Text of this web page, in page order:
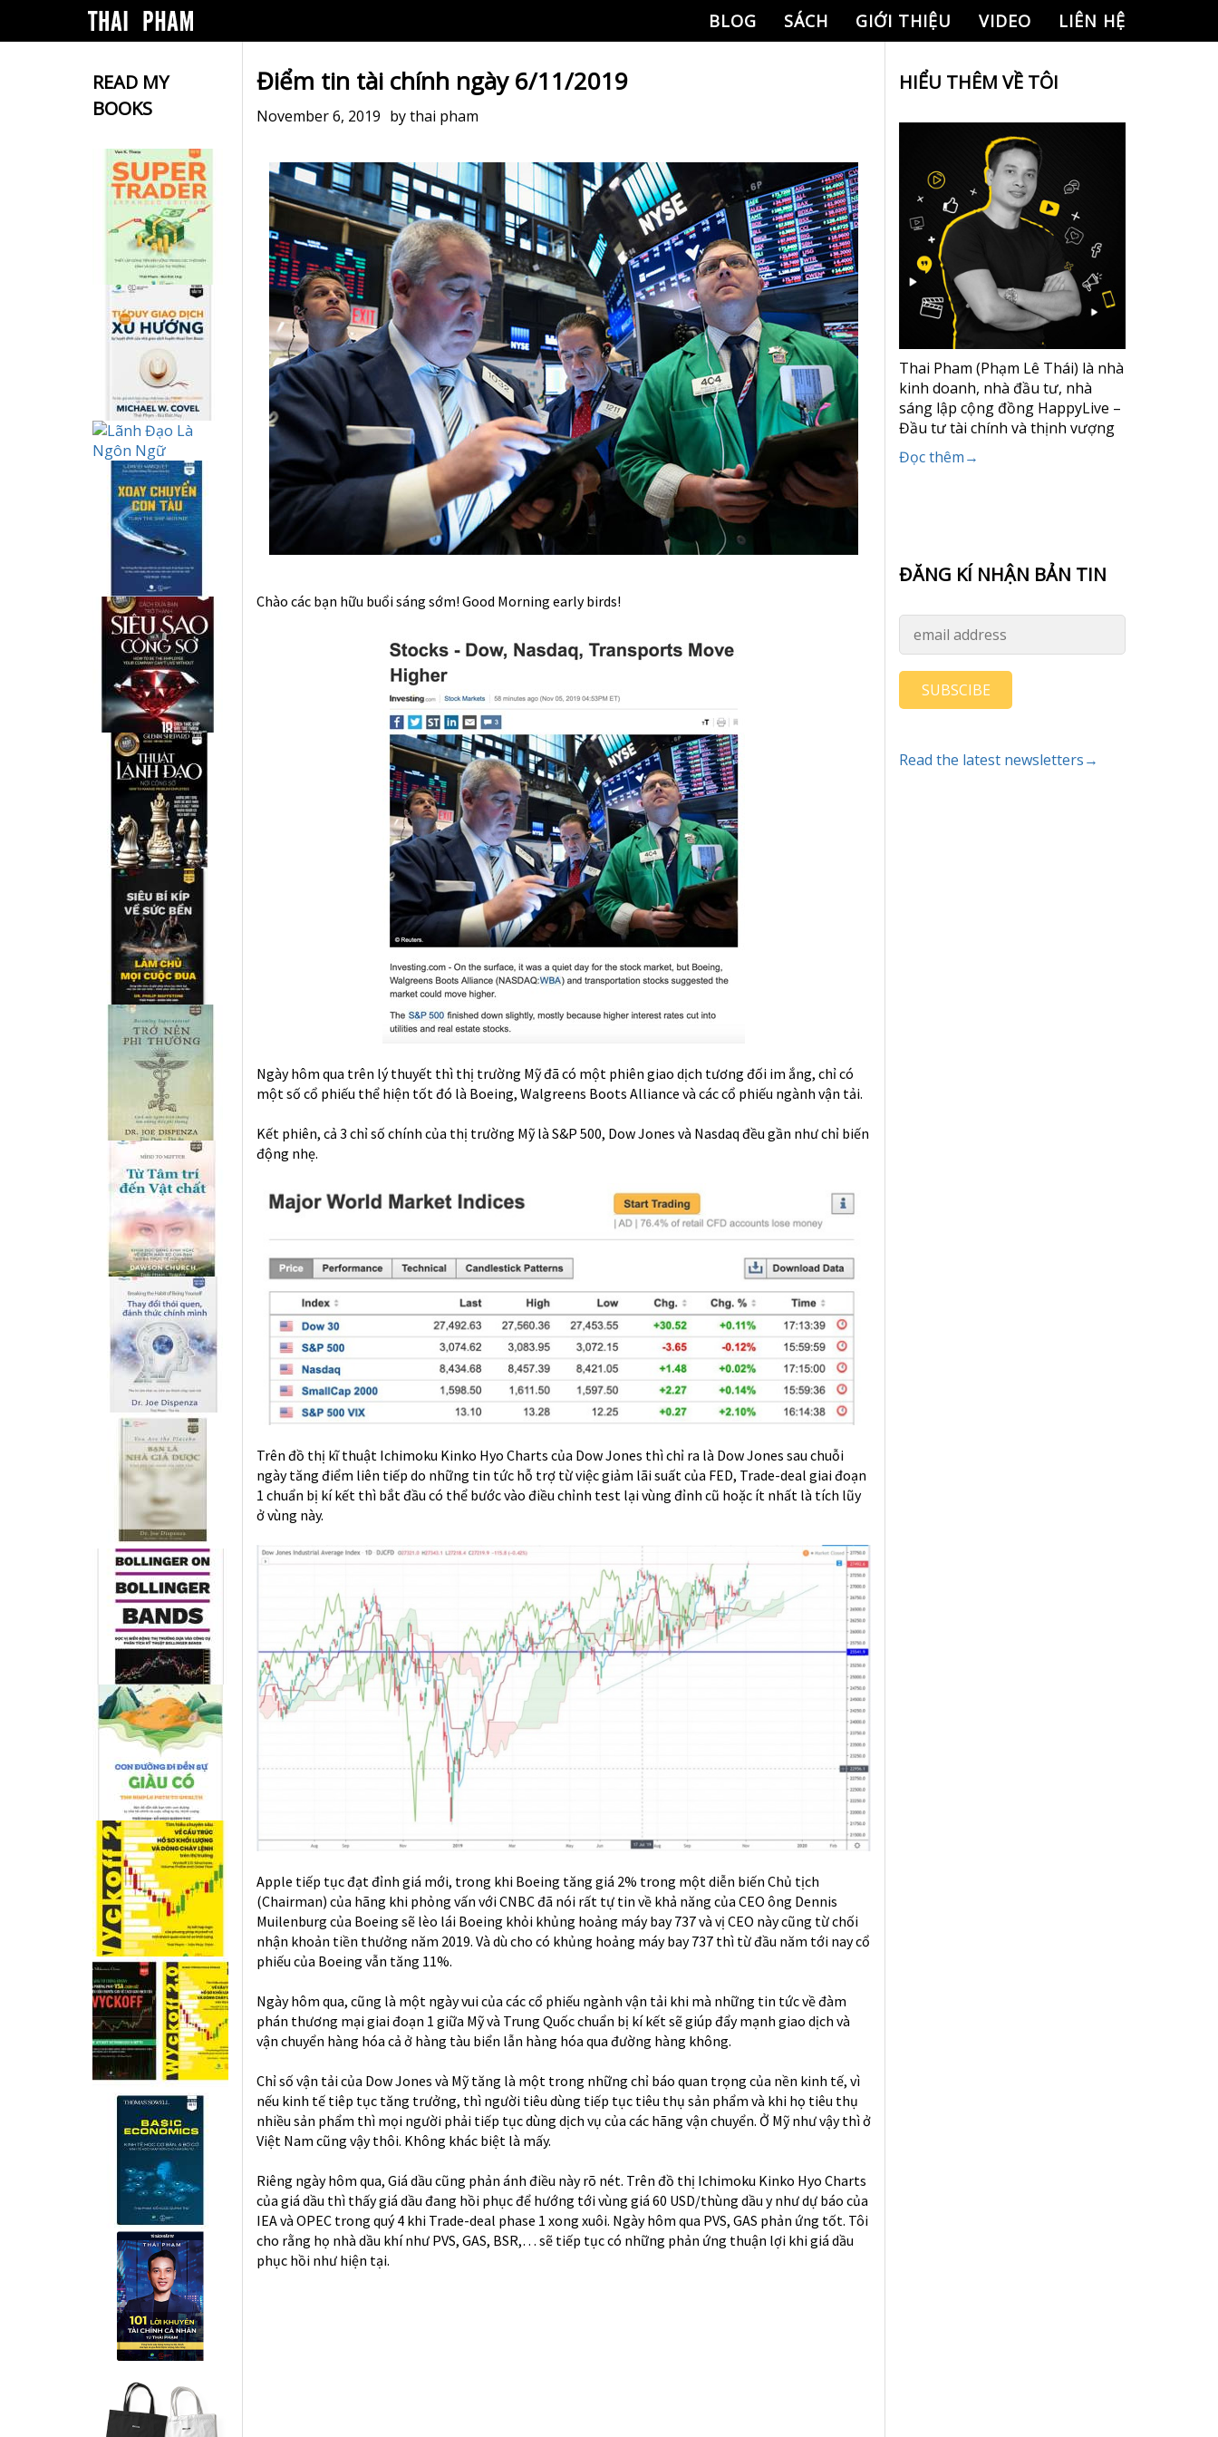
BLOG SÁCH GIỚI THIỆU VIDEO LIÊN HỆ
READ MY
BOOKS
Điểm tin tài chính ngày 6/11/2019
November 6, 2019 bythai pham
Chào các bạn hữu buổi sáng sớm! Good Morning early birds!
Ngày hôm qua trên lý thuyết thì thị trường Mỹ đã có một phiên giao dịch tương đối im ắng, chỉ có
một số cổ phiếu thể hiện tốt đó là Boeing, Walgreens Boots Alliance và các cổ phiếu ngành vận tải.
Kết phiên, cả 3 chỉ số chính của thị trường Mỹ là S&P 500, Dow Jones và Nasdaq đều gần như chỉ biến
động nhẹ.
Trên đồ thị kĩ thuật Ichimoku Kinko Hyo Charts của Dow Jones thì chỉ ra là Dow Jones sau chuỗi
ngày tăng điểm liên tiếp do những tin tức hỗ trợ từ việc giảm lãi suất của FED, Trade-deal giai đoạn
1 chuẩn bị kí kết thì bắt đầu có thể bước vào điều chỉnh test lại vùng đỉnh cũ hoặc ít nhất là tích lũy
ở vùng này.
Apple tiếp tục đạt đỉnh giá mới, trong khi Boeing tăng giá 2% trong một diễn biến Chủ tịch
(Chairman) của hãng khi phỏng vấn với CNBC đã nói rất tự tin về khả năng của CEO ông Dennis
Muilenburg của Boeing sẽ lèo lái Boeing khỏi khủng hoảng máy bay 737 và vị CEO này cũng từ chối
nhận khoản tiền thưởng năm 2019. Và dù cho có khủng hoảng máy bay 737 thì từ đầu năm tới nay cổ
phiếu của Boeing vẫn tăng 11%.
Ngày hôm qua, cũng là một ngày vui của các cổ phiếu ngành vận tải khi mà những tin tức về đàm
phán thương mại giai đoạn 1 giữa Mỹ và Trung Quốc chuẩn bị kí kết sẽ giúp đẩy mạnh giao dịch và
vận chuyển hàng hóa cả ở hàng tàu biển lẫn hàng hóa qua đường hàng không.
Chỉ số vận tải của Dow Jones và Mỹ tăng là một trong những chỉ báo quan trọng của nền kinh tế, vì
nếu kinh tế tiêp tục tăng trưởng, thì người tiêu dùng tiếp tục tiêu thụ sản phẩm và khi họ tiêu thụ
nhiều sản phẩm thì mọi người phải tiếp tục dùng dịch vụ của các hãng vận chuyển. Ở Mỹ như vậy thì ở
Việt Nam cũng vậy thôi. Không khác biệt là mấy.
Riêng ngày hôm qua, Giá dầu cũng phản ánh điều này rõ nét. Trên đồ thị Ichimoku Kinko Hyo Charts
của giá dầu thì thấy giá dầu đang hồi phục để hướng tới vùng giá 60 USD/thùng dầu y như dự báo của
IEA và OPEC trong quý 4 khi Trade-deal phase 1 xong xuôi. Ngày hôm qua PVS, GAS phản ứng tốt. Tôi
cho rằng họ nhà dầu khí như PVS, GAS, BSR,… sẽ tiếp tục có những phản ứng thuận lợi khi giá dầu
phục hồi như hiện tại.
HIỂU THÊM VỀ TÔI
Thai Pham (Phạm Lê Thái) là nhà
kinh doanh, nhà đầu tư, nhà
sáng lập cộng đồng HappyLive –
Đầu tư tài chính và thịnh vượng
Đọc thêm→
ĐĂNG KÍ NHẬN BẢN TIN
SUBSCIBE
Read the latest newsletters→